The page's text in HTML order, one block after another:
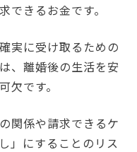
できるお金です。
実に受け取るための
、離婚後の生活を安
欠です。
関係や請求できるケ
」にすることのリス